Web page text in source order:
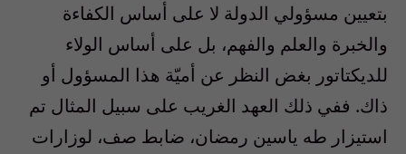
بتعيين مسؤولي الدولة لا على أساس الكفاءة
والخبرة والعلم والفهم، بل على أساس الولاء
للديكتاتور بغض النظر عن أميّة هذا المسؤول أو
ذاك. ففي ذلك العهد الغريب على سبيل المثال تم
استيزار طه ياسين رمضان، ضابط صف، لوزارات